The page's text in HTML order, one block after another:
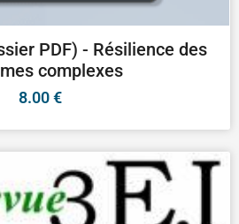
PDF) - Résilience des
complexes
8.00€